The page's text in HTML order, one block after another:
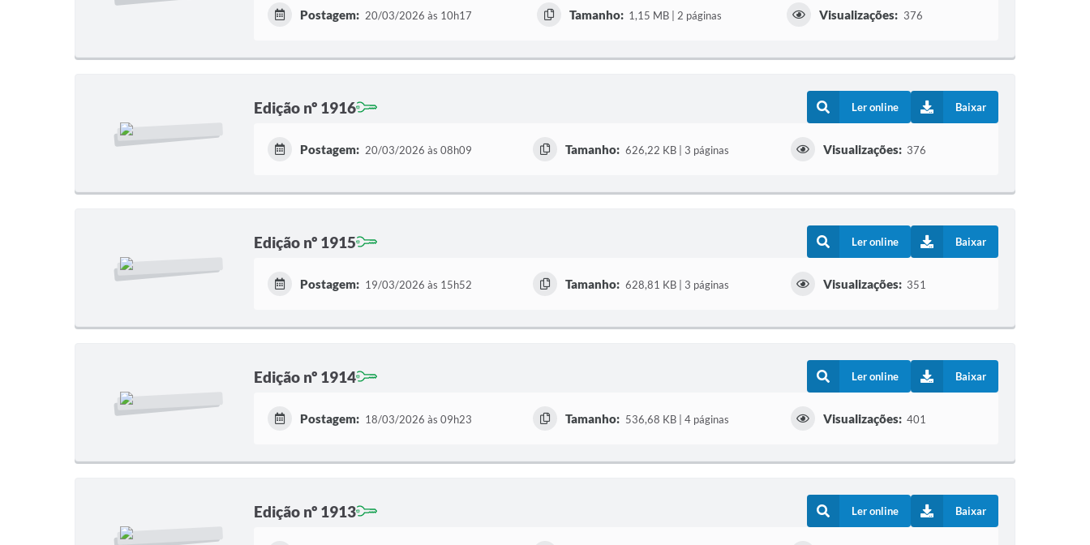
Postagem: 20/03/2026 às 10h17 Tamanho: 1,15 MB | 2 páginas Visualizações: 376
Edição nº 1916 Ler online Baixar
Postagem: 20/03/2026 às 08h09 Tamanho: 626,22 KB | 3 páginas Visualizações: 376
Edição nº 1915 Ler online Baixar
Postagem: 19/03/2026 às 15h52 Tamanho: 628,81 KB | 3 páginas Visualizações: 351
Edição nº 1914 Ler online Baixar
Postagem: 18/03/2026 às 09h23 Tamanho: 536,68 KB | 4 páginas Visualizações: 401
Edição nº 1913 Ler online Baixar